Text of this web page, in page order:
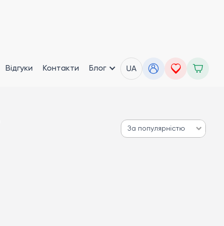
Відгуки Контакти Блог UA
За популярністю